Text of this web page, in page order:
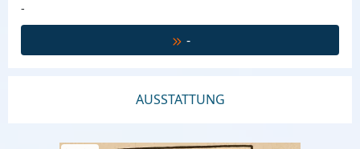
-
-
AUSSTATTUNG